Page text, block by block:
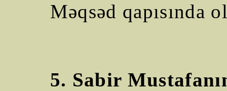
Məqsəd qapısında
5. Sabir